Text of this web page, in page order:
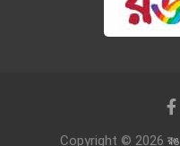
Copyright © 2026